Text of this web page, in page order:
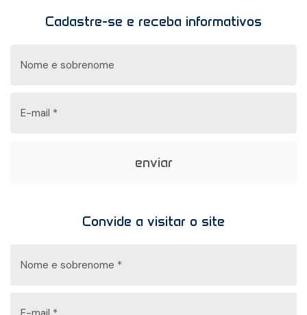
Cadastre-se e receba informativos
enviar
Convide a visitar o site